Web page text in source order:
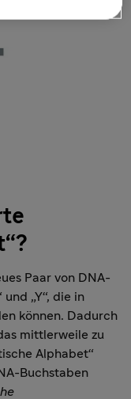
Paar von DNA-
„Y“, die in
können. Dadurch
mittlerweile zu
Alphabet“
Buchstaben